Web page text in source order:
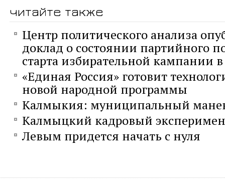
читайте также
Центр политического анализа
доклад о состоянии партийного
старта избирательной кампании
«Единая Россия» готовит
новой народной программы
Калмыкия: муниципальный
Калмыцкий кадровый
Левым придется начать с нуля